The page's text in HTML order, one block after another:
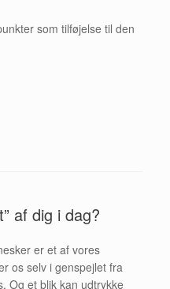
som tilføjelse til den
af dig i dag?
er et af vores
os selv i genspejlet fra
Og et blik kan udtrykke